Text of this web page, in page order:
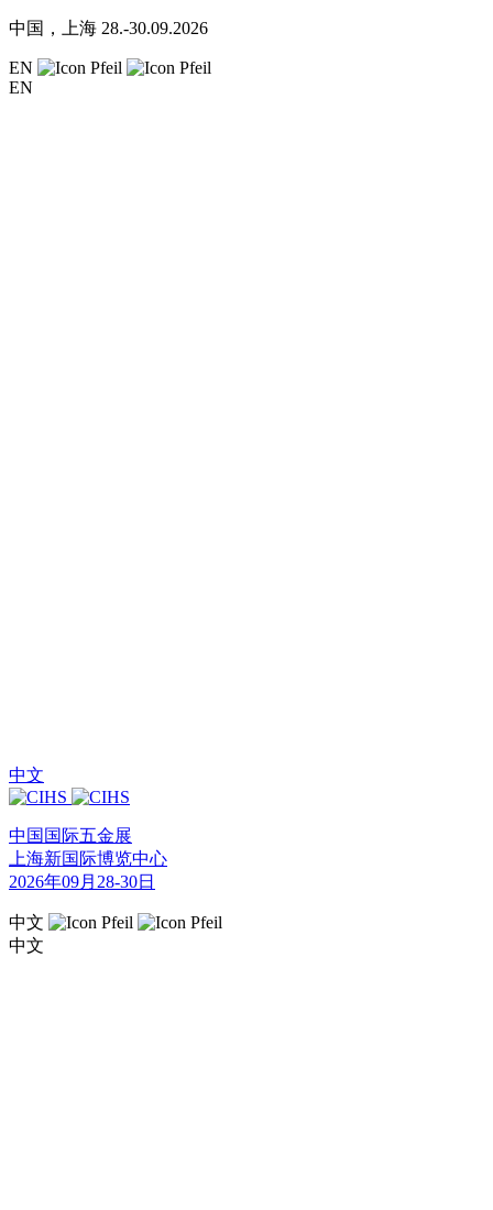
中国，上海 28.-30.09.2026
EN
EN
中文
中国国际五金展
上海新国际博览中心
2026年09月28-30日
中文
中文